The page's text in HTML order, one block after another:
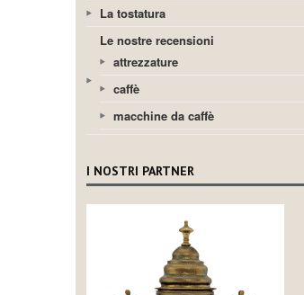
La tostatura
Le nostre recensioni
attrezzature
caffè
macchine da caffè
I NOSTRI PARTNER